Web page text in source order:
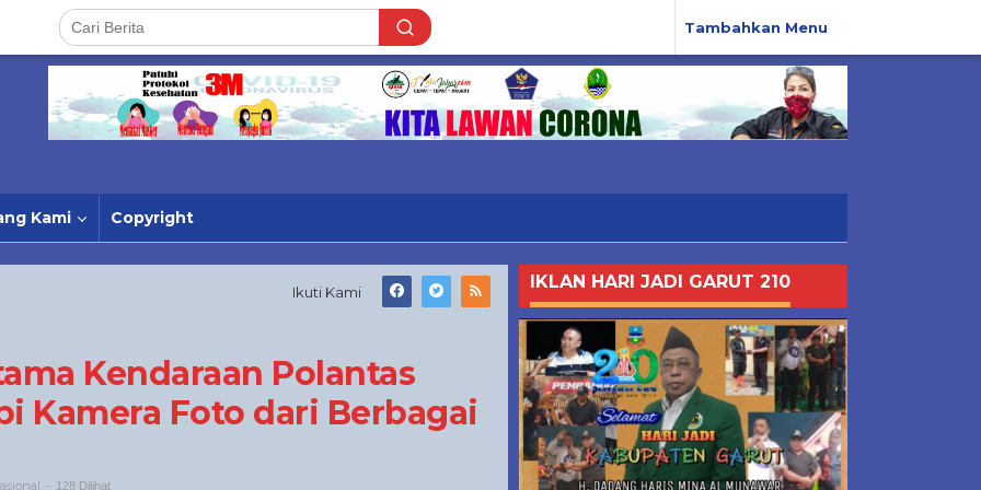
Tambahkan Menu
Kami Copyright
Ikuti Kami
Kendaraan Polantas
Kamera Foto dari Berbagai
- 128 Dilihat
IKLAN HARI JADI GARUT 210